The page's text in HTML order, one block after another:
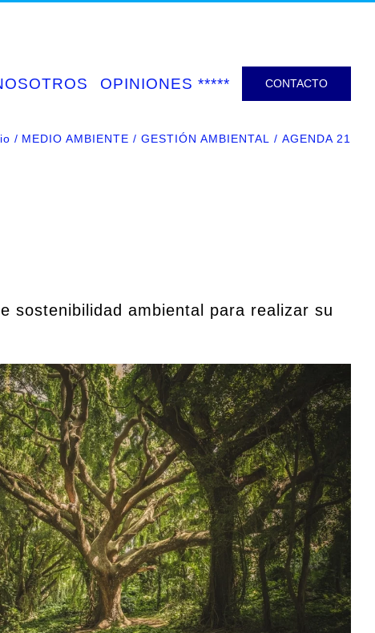
OPINIONES ***** CONTACTO
MEDIO AMBIENTE GESTIÓN AMBIENTAL AGENDA 21
sostenibilidad ambiental para realizar su